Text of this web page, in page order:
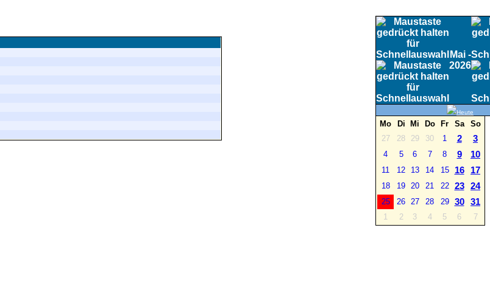
Mai -
2026
Heute
Mo Di Mi Do Fr Sa
So
27
28 29 30 1 2 3
4 5 6 7 8 9 10
11 12 13 14 15 16 17
18 19 20 21 22 23 24
25 26 27 28 29 30 31
1 2 3 4 5 6 7